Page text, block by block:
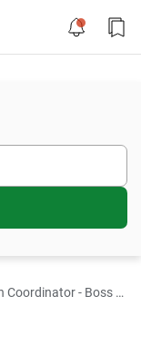
- Boss Mobil - Jakarta Utara